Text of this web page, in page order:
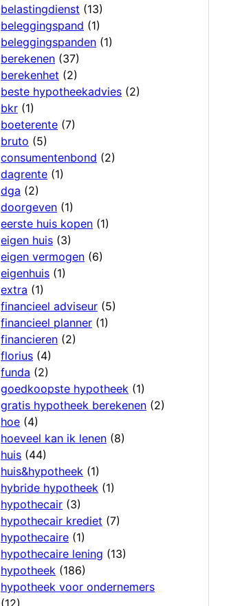
belastingdienst (13)
beleggingspand (1)
beleggingspanden (1)
berekenen (37)
berekenhet (2)
beste hypotheekadvies (2)
bkr (1)
boeterente (7)
bruto (5)
consumentenbond (2)
dagrente (1)
dga (2)
doorgeven (1)
eerste huis kopen (1)
eigen huis (3)
eigen vermogen (6)
eigenhuis (1)
extra (1)
financieel adviseur (5)
financieel planner (1)
financieren (2)
florius (4)
funda (2)
goedkoopste hypotheek (1)
gratis hypotheek berekenen (2)
hoe (4)
hoeveel kan ik lenen (8)
huis (44)
huis&hypotheek (1)
hybride hypotheek (1)
hypothecair (3)
hypothecair krediet (7)
hypothecaire (1)
hypothecaire lening (13)
hypotheek (186)
hypotheek voor ondernemers
(12)